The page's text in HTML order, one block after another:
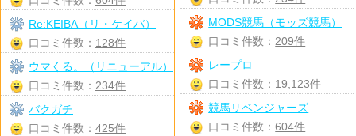
MODS競馬（モッズ競馬）
口コミ件数： 209件
レープロ
口コミ件数： 19,123件
競馬リベンジャーズ
口コミ件数：604件
Re:KEIBA（リ・ケイバ）
口コミ件数： 128件
ウマくる。（リニューアル）
口コミ件数： 234件
バクガチ
口コミ件数： 425件